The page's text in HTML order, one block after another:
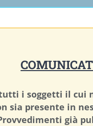
i soggetti il cui
sia presente in
già